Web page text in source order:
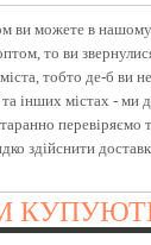
ви можете в нашому
то ви
тобто де-б ви
інших містах - ми
перевіряємо
здійснити